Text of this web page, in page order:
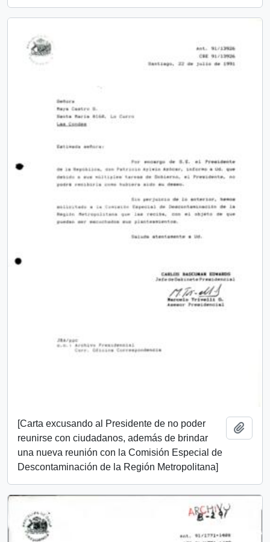
[Carta excusando al Presidente de no poder
reunirse con ciudadanos, además de brindar
una nueva reunión con la Comisión Especial de
Descontaminación de la Región Metropolitana]